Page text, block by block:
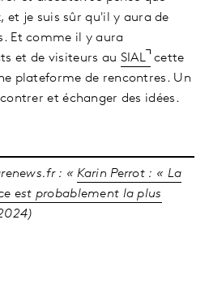
et je suis sûr qu'il y aura de
Et comme il y aura
et de visiteurs au SIAL cette
plateforme de rencontres. Un
et échanger des idées.
: «Karin Perrot : « La
est probablement la plus